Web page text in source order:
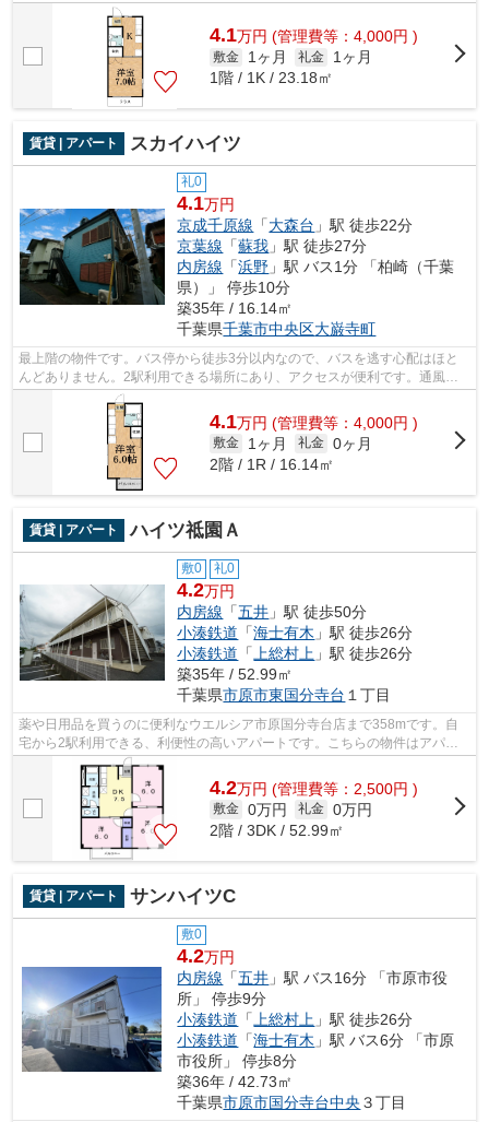
式会社ネイティブ・トラストは、あなた...
4.1万円 (管理費等：4,000円 )
敷金 1ヶ月 礼金
1ヶ月
1階 / 1K / 23.18㎡
賃貸 | アパート スカイハイツ
礼0
4.1万円
京成千原線 「大森台 」駅 徒歩22分
京葉線 「蘇我 」駅 徒歩27分
内房線 「浜野 」駅 バス1分 「柏崎（千葉
県）」 停歩10分
築35年 / 16.14㎡
千葉県千葉市中央区大巌寺町
最上階の物件です。バス停から徒歩3分以内なので、バスを逃す心配はほと
んどありません。2駅利用できる場所にあり、アクセスが便利です。通風良
好な物件は洗濯物も乾きやすくなってい...
4.1万円 (管理費等：4,000円 )
敷金 1ヶ月 礼金 0ヶ月
2階 / 1R / 16.14㎡
賃貸 | アパート ハイツ祗園Ａ
敷0 礼0
4.2万円
内房線 「五井 」駅 徒歩50分
小湊鉄道 「海士有木 」駅 徒歩26分
小湊鉄道 「 上総村上 」駅 徒歩26分
築35年 / 52.99㎡
千葉県市原市東国分寺台 １丁目
薬や日用品を買うのに便利なウエルシア市原国分寺台店まで358mです。自
宅から2駅利用できる、利便性の高いアパートです。こちらの物件はアパー
トです。通風システムが整った換気がしや...
4.2万円 (管理費等：2,500円 )
敷金 0万円 礼金 0万円
2階 / 3DK / 52.99㎡
賃貸 | アパート サンハイツC
敷0
4.2万円
内房線 「五井 」駅 バス16分 「市原市役
所」 停歩9分
小湊鉄道 「 上総村上 」駅 徒歩26分
小湊鉄道 「海士有木 」駅 バス6分 「市原
市役所」 停歩8分
築36年 / 42.73㎡
千葉県市原市国分寺台中央 ３丁目